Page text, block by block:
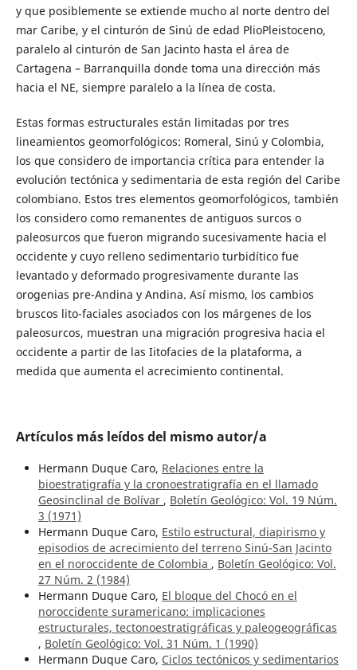
y que posiblemente se extiende mucho al norte dentro del
mar Caribe, y el cinturón de Sinú de edad PlioPleistoceno,
paralelo al cinturón de San Jacinto hasta el área de
Cartagena – Barranquilla donde toma una dirección más
hacia el NE, siempre paralelo a la línea de costa.
Estas formas estructurales están limitadas por tres
lineamientos geomorfológicos: Romeral, Sinú y Colombia,
los que considero de importancia crítica para entender la
evolución tectónica y sedimentaria de esta región del Caribe
colombiano. Estos tres elementos geomorfológicos, también
los considero como remanentes de antiguos surcos o
paleosurcos que fueron migrando sucesivamente hacia el
occidente y cuyo relleno sedimentario turbidítico fue
levantado y deformado progresivamente durante las
orogenias pre-Andina y Andina. Así mismo, los cambios
bruscos lito-faciales asociados con los márgenes de los
paleosurcos, muestran una migración progresiva hacia el
occidente a partir de las Iitofacies de la plataforma, a
medida que aumenta el acrecimiento continental.
Artículos más leídos del mismo autor/a
Hermann Duque Caro, Relaciones entre la
bioestratigrafía y la cronoestratigrafía en el llamado
Geosinclinal de Bolívar , Boletín Geológico: Vol. 19 Núm.
3 (1971)
Hermann Duque Caro, Estilo estructural, diapirismo y
episodios de acrecimiento del terreno Sinú-San Jacinto
en el noroccidente de Colombia , Boletín Geológico: Vol.
27 Núm. 2 (1984)
Hermann Duque Caro, El bloque del Chocó en el
noroccidente suramericano: implicaciones
estructurales, tectonoestratigráficas y paleogeográficas
, Boletín Geológico: Vol. 31 Núm. 1 (1990)
Hermann Duque Caro, Ciclos tectónicos y sedimentarios